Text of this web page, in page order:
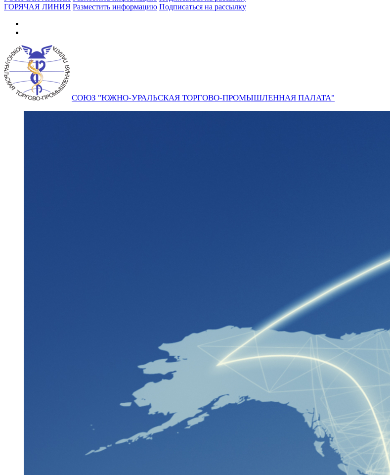
ГОРЯЧАЯ ЛИНИЯ Разместить информацию Подписаться на рассылку
СОЮЗ "ЮЖНО-УРАЛЬСКАЯ ТОРГОВО-ПРОМЫШЛЕННАЯ ПАЛАТА"